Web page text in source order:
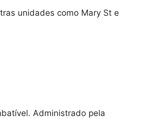
unidades como Mary St e
Administrado pela